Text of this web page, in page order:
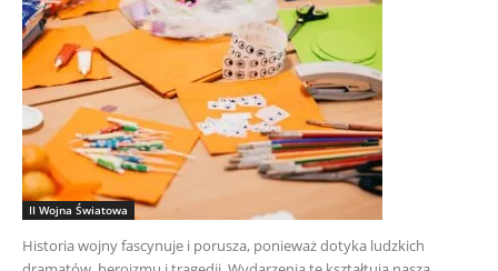
II Wojna Światowa
Historia wojny fascynuje i porusza, ponieważ dotyka ludzkich